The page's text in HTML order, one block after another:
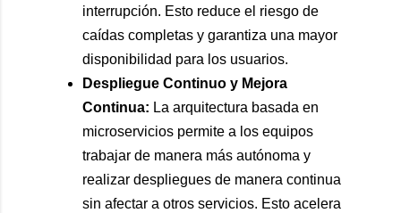
interrupción. Esto reduce el riesgo de
caídas completas y garantiza una mayor
disponibilidad para los usuarios.
Despliegue Continuo y Mejora
Continua: La arquitectura basada en
microservicios permite a los equipos
trabajar de manera más autónoma y
realizar despliegues de manera continua
sin afectar a otros servicios. Esto acelera